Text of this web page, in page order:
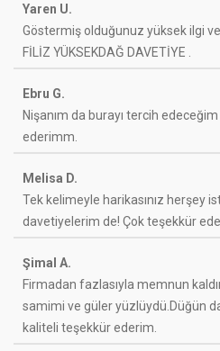
Yaren U.
Göstermiş olduğunuz yüksek ilgi ve
FİLİZ YÜKSEKDAĞ DAVETİYE .
Ebru G.
Nişanım da burayı tercih
ederimm.
Melisa D.
Tek kelimeyle harikasınız herşey
davetiyelerim de! Çok teşekkür
Şimal A.
Firmadan fazlasıyla memnun
samimi ve güler yüzlüydü.Düğün
kaliteli teşekkür ederim.